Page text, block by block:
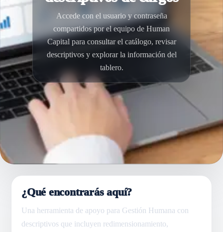
Accede con el usuario y contraseña
compartidos por el equipo de Human
Capital para consultar el catálogo, revisar
descriptivos y explorar la información del
tablero.
¿Qué encontrarás aquí?
Una herramienta de apoyo para Gestión Humana con
descriptivos que incluyen redimensionamiento,